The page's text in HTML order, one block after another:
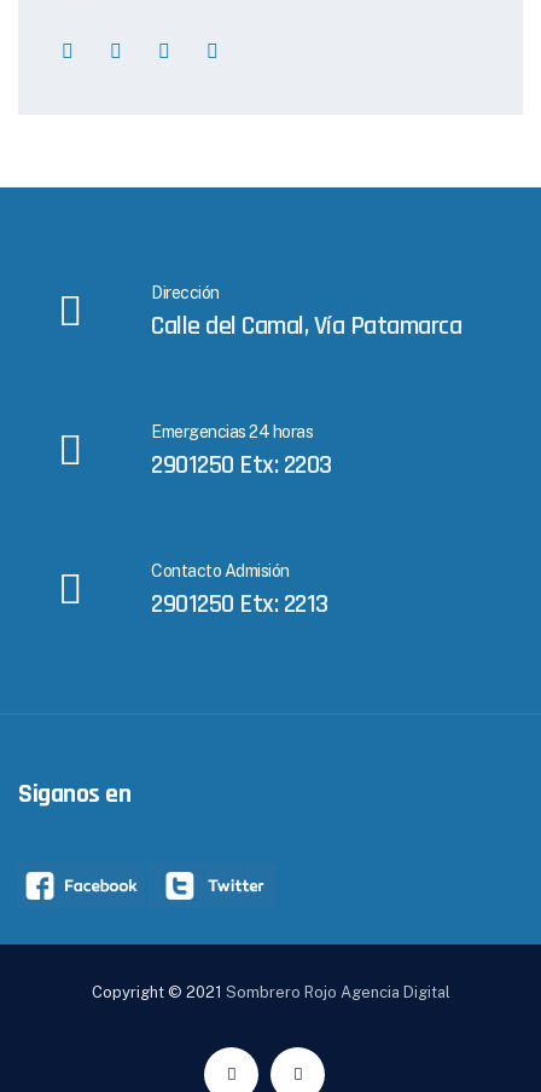
Dirección
Calle del Camal, Vía Patamarca
Emergencias 24 horas
2901250 Etx: 2203
Contacto Admisión
2901250 Etx: 2213
Siganos en
Copyright © 2021 Sombrero Rojo Agencia Digital